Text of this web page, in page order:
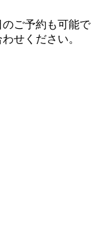
ご予約も可能で
せください。